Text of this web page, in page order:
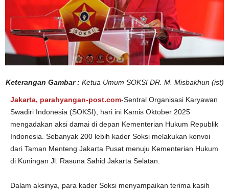
Keterangan Gambar : Ketua Umum SOKSI DR. M. Misbakhun (ist)
Jakarta, parahyangan-post.com-Sentral Organisasi Karyawan
Swadiri Indonesia (SOKSI), hari ini Kamis Oktober 2025
mengadakan aksi damai di depan Kementerian Hukum Republik
Indonesia. Sebanyak 200 lebih kader Soksi melakukan konvoi
dari Taman Menteng Jakarta Pusat menuju Kementerian Hukum
di Kuningan Jl. Rasuna Sahid Jakarta Selatan.
Dalam aksinya, para kader Soksi menyampaikan terima kasih